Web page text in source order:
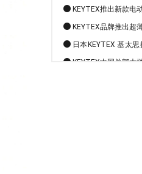
KEYTEX品牌推出超
日本KEYTEX 基太思
电动开门机
KEYTEX中国总部大